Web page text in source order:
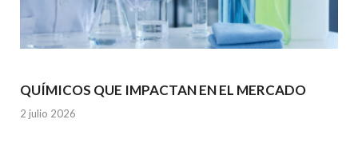
QUÍMICOS QUE IMPACTAN EN EL MERCADO
2 julio 2026